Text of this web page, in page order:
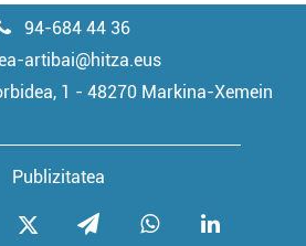
94-684 44 36
artibai@hitza.eus
1 - 48270 Markina-Xemein
Publizitatea